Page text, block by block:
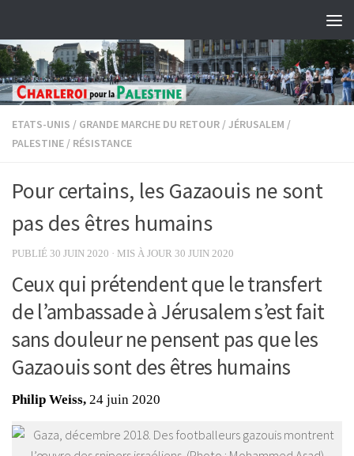
ETATS-UNIS / GRANDE MARCHE DU RETOUR /JÉRUSALEM /
PALESTINE / RÉSISTANCE
Pour certains, les Gazaouis ne sont
pas des êtres humains
PUBLIÉ 30 JUIN 2020 · MIS À JOUR 30 JUIN 2020
Ceux qui prétendent que le transfert
de l’ambassade à Jérusalem s’est fait
sans douleur ne pensent pas que les
Gazaouis sont des êtres humains
Philip Weiss, 24 juin 2020